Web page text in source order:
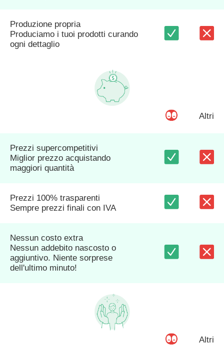
Produzione propria
Produciamo i tuoi prodotti curando
ogni dettaglio
Altri
Prezzi supercompetitivi
Miglior prezzo acquistando
maggiori quantità
Prezzi 100% trasparenti
Sempre prezzi finali con IVA
Nessun costo extra
Nessun addebito nascosto o
aggiuntivo. Niente sorprese
dell'ultimo minuto!
Altri